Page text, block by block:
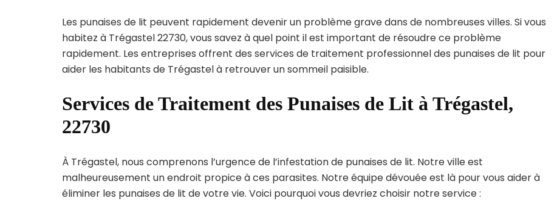
Les punaises de lit peuvent rapidement devenir un problème grave dans de nombreuses villes. Si vous
habitez à Trégastel 22730, vous savez à quel point il est important de résoudre ce problème
rapidement. Les entreprises offrent des services de traitement professionnel des punaises de lit pour
aider les habitants de Trégastel à retrouver un sommeil paisible.
Services de Traitement des Punaises de Lit à Trégastel,
22730
À Trégastel, nous comprenons l’urgence de l’infestation de punaises de lit. Notre ville est
malheureusement un endroit propice à ces parasites. Notre équipe dévouée est là pour vous aider à
éliminer les punaises de lit de votre vie. Voici pourquoi vous devriez choisir notre service :